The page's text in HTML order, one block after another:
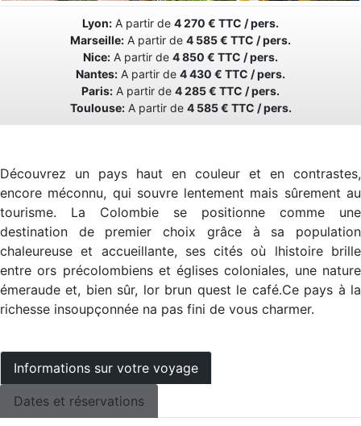
Lyon: A partir de 4 270 € TTC / pers.
Marseille: A partir de 4 585 € TTC / pers.
Nice: A partir de 4 850 € TTC / pers.
Nantes: A partir de 4 430 € TTC / pers.
Paris: A partir de 4 285 € TTC / pers.
Toulouse:A partir de 4 585 € TTC / pers.
Découvrez un pays haut en couleur et en contrastes,
encore méconnu, qui souvre lentement mais sûrement au
tourisme. La Colombie se positionne comme une
destination de premier choix grâce à sa population
chaleureuse et accueillante, ses cités où lhistoire brille
entre ors précolombiens et églises coloniales, une nature
émeraude et, bien sûr, lor brun quest le café.Ce pays à la
richesse insoupçonnée na pas fini de vous charmer.
Informations sur votre voyage
Dates et réservations